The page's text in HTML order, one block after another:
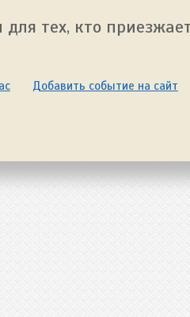
тех, кто
Добавить событие на сайт